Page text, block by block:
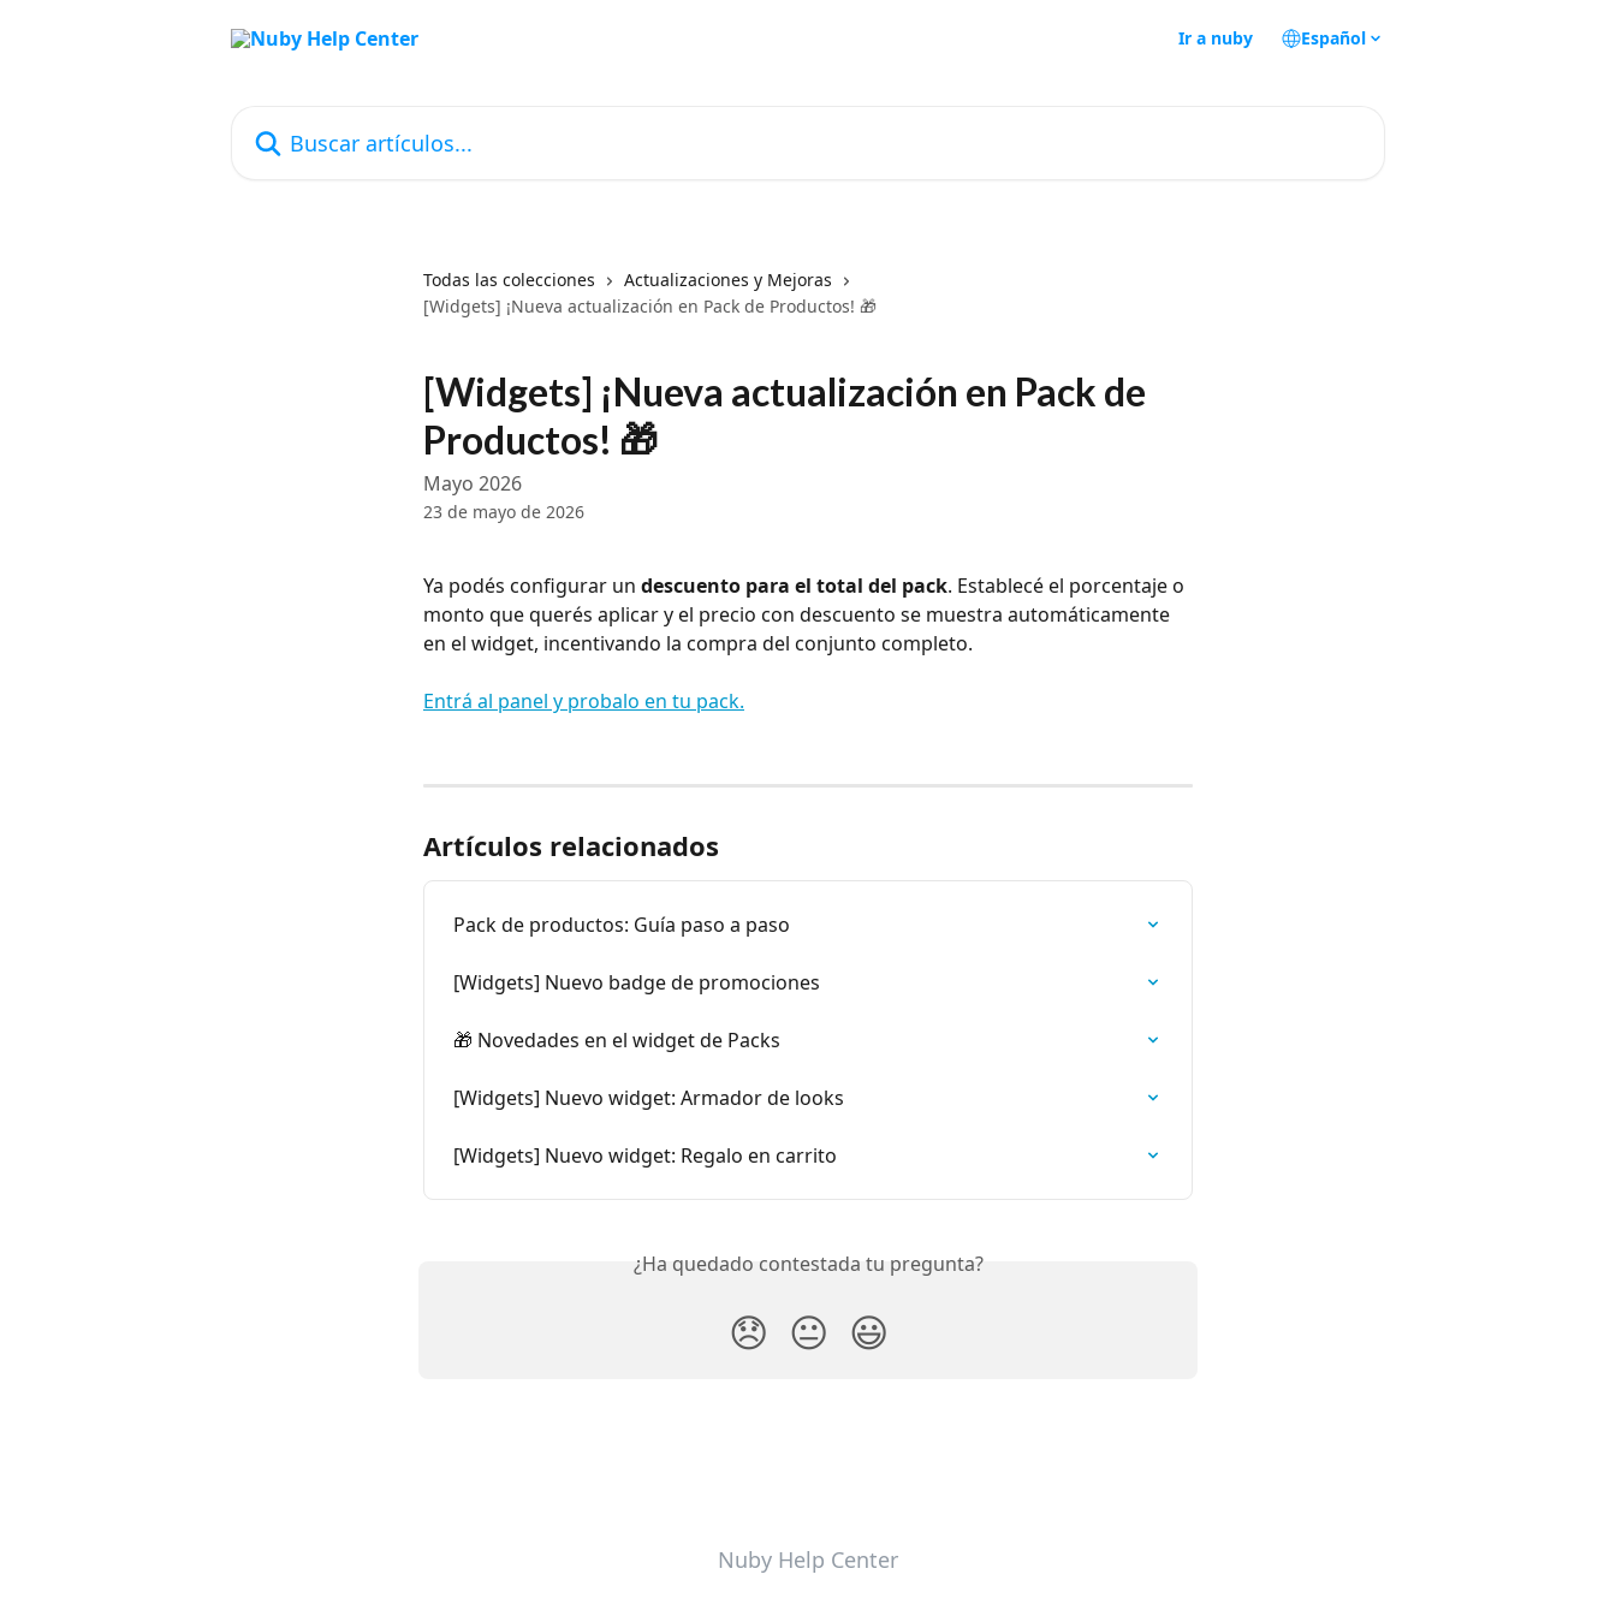
Ir a nuby Español
Todas las colecciones
Actualizaciones y Mejoras
[Widgets] ¡Nueva actualización en Pack de Productos! 🎁
[Widgets] ¡Nueva actualización en Pack de
Productos! 🎁
Mayo 2026
23 de mayo de 2026
Ya podés configurar un descuento para el total del pack. Establecé el porcentaje o
monto que querés aplicar y el precio con descuento se muestra automáticamente
en el widget, incentivando la compra del conjunto completo.
Entrá al panel y probalo en tu pack.
Artículos relacionados
Pack de productos: Guía paso a paso
[Widgets] Nuevo badge de promociones
🎁 Novedades en el widget de Packs
[Widgets] Nuevo widget: Armador de looks
[Widgets] Nuevo widget: Regalo en carrito
¿Ha quedado contestada tu pregunta?
😞 😐 😃
Nuby Help Center